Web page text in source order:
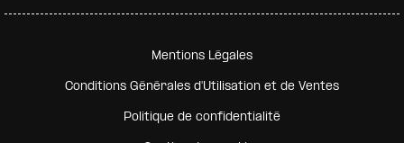
Pied de page secondaire
Mentions Légales
Conditions Générales d'Utilisation et de Ventes
Politique de confidentialité